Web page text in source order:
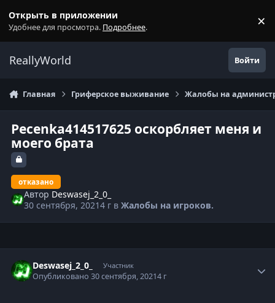
Открыть в приложении
Удобнее для просмотра. Подробнее. ×
ReallyWorld Войти
Главная Гриферское выживание Жалобы на
Pecenka414517625 оскорбляет меня и
моего брата
отказано
Автор Deswasej_2_0_
30 сентября, 20214 г вЖалобы на игроков.
Deswasej_2_0_ Участник
Опубликовано30 сентября, 20214 г